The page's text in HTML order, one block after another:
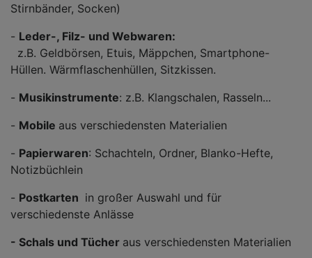
Stirnbänder, Socken)
- Leder-, Filz- und Webwaren:
z.B. Geldbörsen, Etuis, Mäppchen, Smartphone-
Hüllen. Wärmflaschenhüllen, Sitzkissen.
- Musikinstrumente: z.B. Klangschalen, Rasseln...
- Mobile aus verschiedensten Materialien
- Papierwaren: Schachteln, Ordner, Blanko-Hefte,
Notizbüchlein
- Postkarten in großer Auswahl und für
verschiedenste Anlässe
- Schals und Tücher aus verschiedensten Materialien